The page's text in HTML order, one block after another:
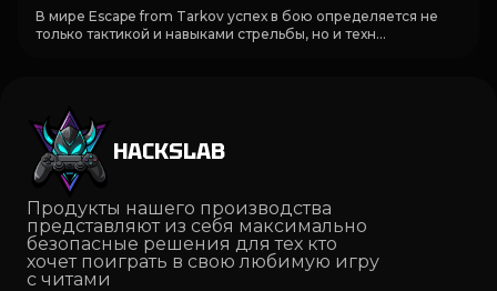
В мире Escape from Tarkov успех в бою определяется не
только тактикой и навыками стрельбы, но и техн...
HACKSLAB
Продукты нашего производства
представляют из себя максимально
безопасные решения для тех кто
хочет поиграть в свою любимую игру
с читами